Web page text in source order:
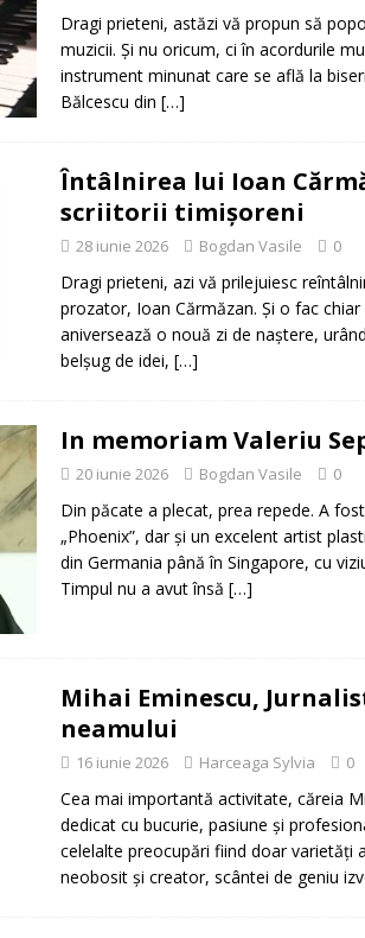
Dragi prieteni, astăzi vă propun să
muzicii. Și nu oricum, ci în acordurile
instrument minunat care se află la
Bălcescu din […]
Întâlnirea lui Ioan
scriitorii timișoreni
28 iunie 2026 Bogdan Vasile 0
Dragi prieteni, azi vă prilejuiesc
prozator, Ioan Cărmăzan. Și o fac chiar
aniversează o nouă zi de naștere,
belșug de idei, […]
In memoriam Valeriu
20 iunie 2026 Bogdan Vasile 0
Din păcate a plecat, prea repede. A
„Phoenix”, dar și un excelent artist
din Germania până în Singapore, cu
Timpul nu a avut însă […]
Mihai Eminescu,
neamului
16 iunie 2026 Harceaga Sylvia 0
Cea mai importantă activitate, căreia
dedicat cu bucurie, pasiune și
celelalte preocupări fiind doar varietăți
neobosit și creator, scântei de geniu